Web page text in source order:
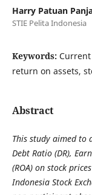
Harry Patuan
STIE Pelita Indonesia
Keywords:
return on assets,
Abstract
This study aimed to
Debt Ratio (DR),
(ROA) on stock
Indonesia Stock